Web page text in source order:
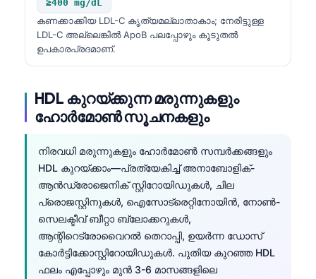
≥400 mg/dL
കണക്കാക്കിയ LDL-C കൃത്യമല്ലാതാകാം; നേരിട്ടുള്ള
LDL-C അല്ലെങ്കിൽ ApoB പലപ്പോഴും കൂടുതൽ
ഉപകാരപ്രദമാണ്.
HDL കുറയ്ക്കുന്ന മരുന്നുകളും
ഹോർമോൺ സൂചനകളും
നിരവധി മരുന്നുകളും ഹോർമോൺ സമ്പർക്കങ്ങളും
HDL കുറയ്ക്കാം—പ്രത്യേകിച്ച് അനാബോളിക്-
ആൻഡ്രോജെനിക് സ്റ്റിറോയിഡുകൾ, ചില
പ്രൊജസ്റ്റിനുകൾ, ഐസോട്രെറ്റിനോയിൻ, നോൺ-
സെലക്ടീവ് ബീറ്റാ ബ്ലോക്കറുകൾ,
ആന്റിറെട്രോവൈറൽ തെറാപ്പി, ഉയർന്ന ഡോസ്
കോർട്ടിക്കോസ്റ്റിറോയിഡുകൾ. പുതിയ കുറഞ്ഞ HDL
ഫലം എപ്പോഴും മുൻ 3-6 മാസങ്ങളിലെ
తెలుగు
தமிழ்
ગુજરાતી
Bahasa Melayu
Tiếng Việt
Tagalog
ไทย
ភាសាខ្មែរ
Kiswahili
አማርኛ